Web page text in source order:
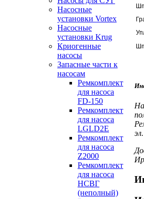
Насосные
установки Vortex
Насосные
установки Krug
Криогенные
насосы
Запасные части к
насосам
Ремкомплект
для насоса
FD-150
Ремкомплект
для насоса
LGLD2E
Ремкомплект
для насоса
Z2000
Ремкомплект
для насоса
НСВГ
(неполный)